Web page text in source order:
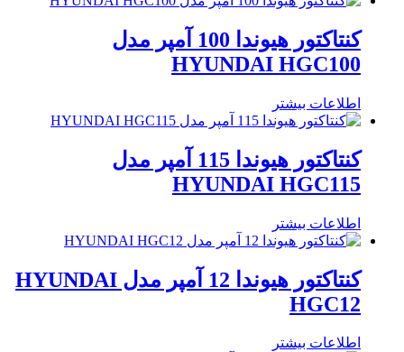
کنتاکتور هیوندا 100 آمپر مدل
HYUNDAI HGC100
اطلاعات بیشتر
کنتاکتور هیوندا 115 آمپر مدل
HYUNDAI HGC115
اطلاعات بیشتر
کنتاکتور هیوندا 12 آمپر مدل HYUNDAI
HGC12
اطلاعات بیشتر